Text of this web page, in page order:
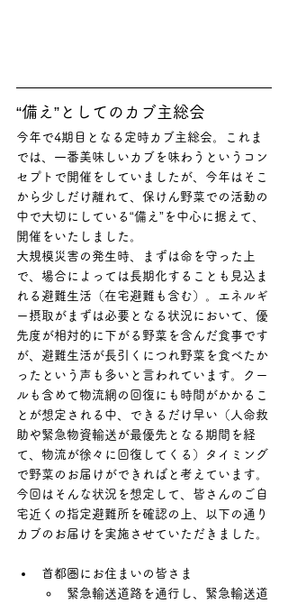
“備え”としてのカブ主総会
今年で4期目となる定時カブ主総会。これま
では、一番美味しいカブを味わうというコン
セプトで開催をしていましたが、今年はそこ
から少しだけ離れて、保けん野菜での活動の
中で大切にしている“備え”を中心に据えて、
開催をいたしました。
大規模災害の発生時、まずは命を守った上
で、場合によっては長期化することも見込ま
れる避難生活（在宅避難も含む）。エネルギ
ー摂取がまずは必要となる状況において、優
先度が相対的に下がる野菜を含んだ食事です
が、避難生活が長引くにつれ野菜を食べたか
ったという声も多いと言われています。クー
ルも含めて物流網の回復にも時間がかかるこ
とが想定される中、できるだけ早い（ 人命救
助や緊急物資輸送が最優先となる期間を経
て、物流が徐々に回復してくる）タイミング
で野菜のお届けができればと考えています。
今回はそんな状況を想定して、皆さんのご自
宅近くの指定避難所を確認の上、以下の通り
カブのお届けを実施させていただきました。
首都圏にお住まいの皆さま
緊急輸送道路を通行し、緊急輸送道